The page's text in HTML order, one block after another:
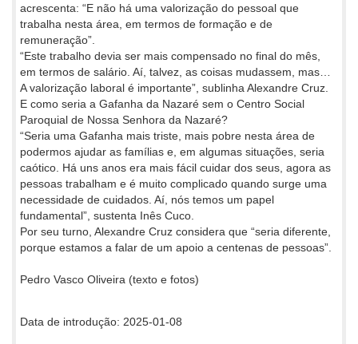
acrescenta: “E não há uma valorização do pessoal que
trabalha nesta área, em termos de formação e de
remuneração”.
“Este trabalho devia ser mais compensado no final do mês,
em termos de salário. Aí, talvez, as coisas mudassem, mas…
A valorização laboral é importante”, sublinha Alexandre Cruz.
E como seria a Gafanha da Nazaré sem o Centro Social
Paroquial de Nossa Senhora da Nazaré?
“Seria uma Gafanha mais triste, mais pobre nesta área de
podermos ajudar as famílias e, em algumas situações, seria
caótico. Há uns anos era mais fácil cuidar dos seus, agora as
pessoas trabalham e é muito complicado quando surge uma
necessidade de cuidados. Aí, nós temos um papel
fundamental”, sustenta Inês Cuco.
Por seu turno, Alexandre Cruz considera que “seria diferente,
porque estamos a falar de um apoio a centenas de pessoas”.
Pedro Vasco Oliveira (texto e fotos)
Data de introdução: 2025-01-08